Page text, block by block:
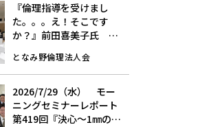
『倫理指導を受けまし
た。。。え！そこです
か？』前田喜美子氏
ーニングセミナーレポー
ト
となみ野倫理法人会
2026/7/29（水） モー
ニングセミナーレポート
第419回『決心～1㎜の挑